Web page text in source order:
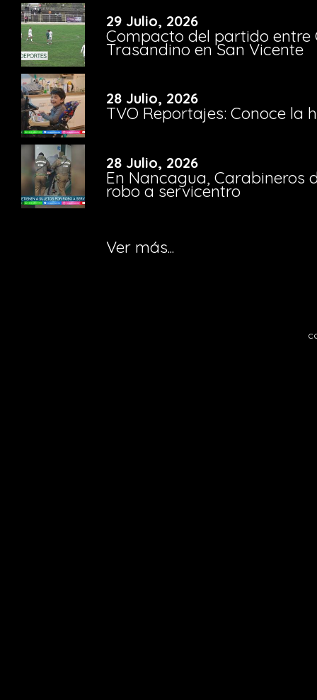
29 Julio, 2026
Compacto del partido entre
Trasandino en San Vicente
28 Julio, 2026
TVO Reportajes: Conoce la
28 Julio, 2026
En Nancagua, Carabineros
robo a servicentro
Ver más...